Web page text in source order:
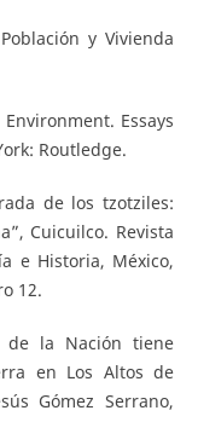
y Vivienda
Essays
Routledge.
de los tzotziles:
Cuicuilco. Revista
e Historia, México,
12.
de la Nación tiene
en Los Altos de
Gómez Serrano,